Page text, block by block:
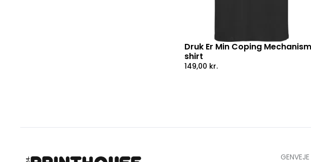
Druk Er Min Coping
shirt
149,00 kr.
GENVEJE